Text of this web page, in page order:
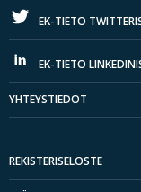
EK-TIETO
EK-TIETO
YHTEYSTIEDOT
REKISTERISELOSTE